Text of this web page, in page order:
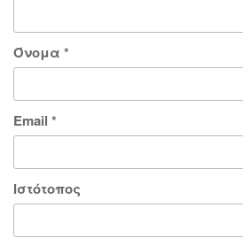
Όνομα *
Email *
Ιστότοπος